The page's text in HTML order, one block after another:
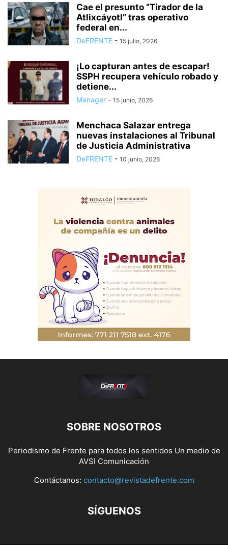
Cae el presunto “Tirador de la
Atlixcáyotl” tras operativo
federal en...
DeFRENTE - 15 julio, 2026
¡Lo capturan antes de escapar!
SSPH recupera vehículo robado y
detiene...
Manager - 15 junio, 2026
Menchaca Salazar entrega
nuevas instalaciones al Tribunal
de Justicia Administrativa
DeFRENTE - 10 junio, 2026
SOBRE NOSOTROS
Periodismo de Frente para todos los sentidos Un medio de
AVSI Comunicación
Contáctanos: contacto@revistadefrente.com
SÍGUENOS